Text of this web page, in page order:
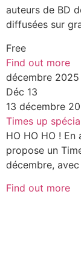
auteurs de BD
diffusées sur
Free
Find out more
décembre 2025
Déc 13
13 décembre
Times up
HO HO HO !
propose un
décembre,
Find out more